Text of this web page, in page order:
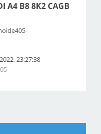
B8 8K2 CAGB
23:27:38